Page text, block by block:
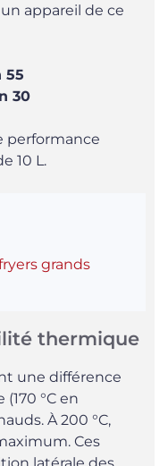
appareil de ce
55
30
performance
10 L.
grands
thermique
une différence
°C en
À 200 °C,
Ces